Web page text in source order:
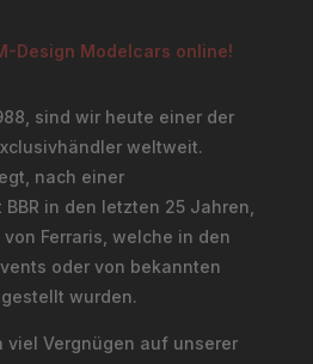
Design Modelcars online!
sind wir heute einer der
weltweit.
nach einer
in den letzten 25 Jahren,
Ferraris, welche in den
oder von bekannten
wurden.
viel Vergnügen auf unserer